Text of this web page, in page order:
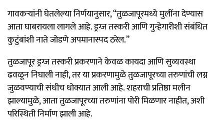
गावकऱ्यांनी घेतलेल्या निर्णयानुसार, “तुळजापूरमध्ये मुलींना देण्यास
आता घाबरायला लागले आहे. ड्रग्ज तस्करी आणि गुन्हेगारीशी संबंधित
कुटुंबांशी नाते जोडणे अपमानास्पद ठरेल.”
तुळजापूर ड्रग्ज तस्करी प्रकरणाने केवळ कायदा आणि सुव्यवस्था
ढवळून निघाली नाही, तर या प्रकरणामुळे तुळजापूरच्या तरुणांची लग्न
जुळवण्याची संधीच धोक्यात आली आहे. शहराची प्रतिष्ठा मलीन
झाल्यामुळे, आता तुळजापूरच्या तरुणांना पोरी मिळणार नाहीत, अशी
परिस्थिती निर्माण झाली आहे.